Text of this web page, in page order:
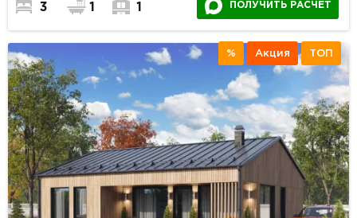
3 1 1 ПОЛУЧИТЬ РАСЧЕТ
% Акция ТОП